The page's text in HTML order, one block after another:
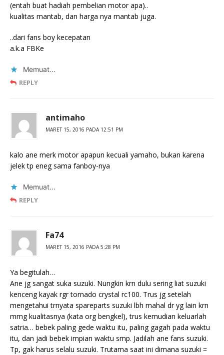
(entah buat hadiah pembelian motor apa)..
kualitas mantab, dan harga nya mantab juga.
..dari fans boy kecepatan
a.k.a FBKe
Memuat...
REPLY
antimaho
MARET 15, 2016 PADA 12:51 PM
kalo ane merk motor apapun kecuali yamaho, bukan karena
jelek tp eneg sama fanboy-nya
Memuat...
REPLY
Fa74
MARET 15, 2016 PADA 5:28 PM
Ya begitulah…
Ane jg sangat suka suzuki. Nungkin krn dulu sering liat suzuki
kenceng kayak rgr tornado crystal rc100. Trus jg setelah
mengetahui trnyata spareparts suzuki lbh mahal dr yg lain krn
mmg kualitasnya (kata org bengkel), trus kemudian keluarlah
satria… bebek paling gede waktu itu, paling gagah pada waktu
itu, dan jadi bebek impian waktu smp. Jadilah ane fans suzuki.
Tp, gak harus selalu suzuki. Trutama saat ini dimana suzuki =